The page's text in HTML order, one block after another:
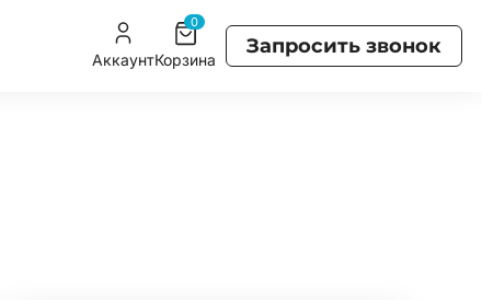
Аккаунт
0
Корзина
Запросить звонок